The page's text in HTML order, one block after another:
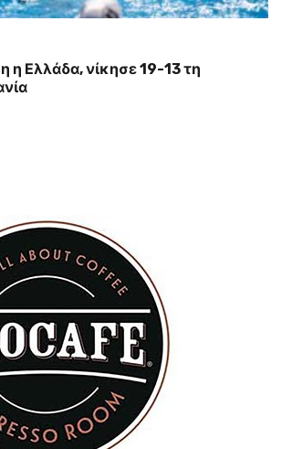
η Ελλάδα, νίκησε 19-13 τη